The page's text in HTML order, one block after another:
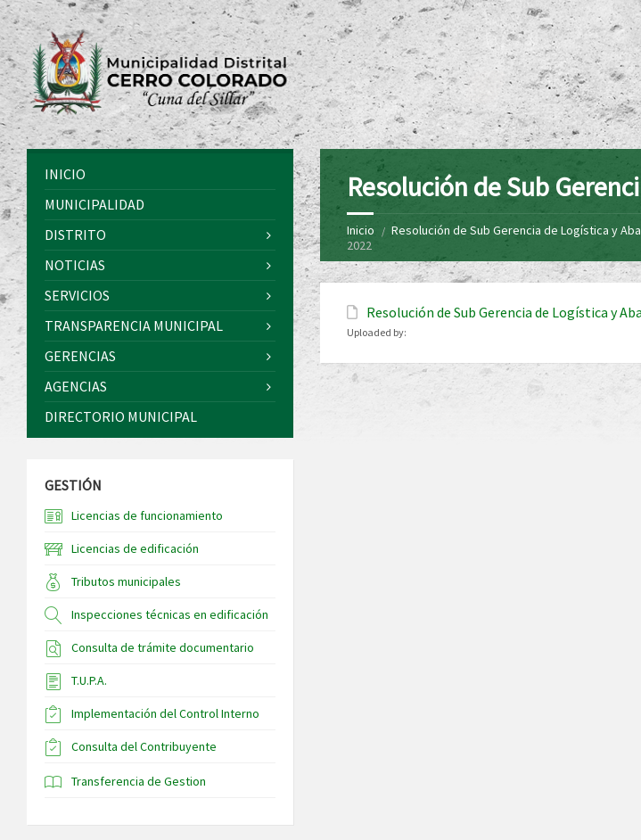
Resolución de Sub
Inicio Resolución de Sub Gerencia de Logística y
2022
Resolución de Sub Gerencia de Logística y
Uploaded by:
INICIO
MUNICIPALIDAD
DISTRITO
NOTICIAS
SERVICIOS
TRANSPARENCIA MUNICIPAL
GERENCIAS
AGENCIAS
DIRECTORIO MUNICIPAL
GESTIÓN
Licencias de funcionamiento
Licencias de edificación
Tributos municipales
Inspecciones técnicas en edificación
Consulta de trámite documentario
T.U.P.A.
Implementación del Control Interno
Consulta del Contribuyente
Transferencia de Gestion